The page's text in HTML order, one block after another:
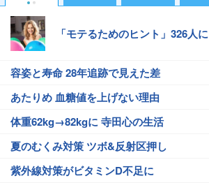
「モテるためのヒント」326人に
容姿と寿命 28年追跡で見えた差
あたりめ 血糖値を上げない理由
体重62kg→82kgに 寺田心の生活
夏のむくみ対策 ツボ&反射区押し
紫外線対策がビタミンD不足に